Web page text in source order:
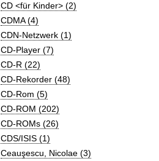
CD <für Kinder> (2)
CDMA (4)
CDN-Netzwerk (1)
CD-Player (7)
CD-R (22)
CD-Rekorder (48)
CD-Rom (5)
CD-ROM (202)
CD-ROMs (26)
CDS/ISIS (1)
Ceauşescu, Nicolae (3)